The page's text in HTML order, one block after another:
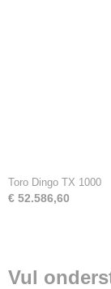
Toro Dingo TX 1000
€ 52.586,60
Vul